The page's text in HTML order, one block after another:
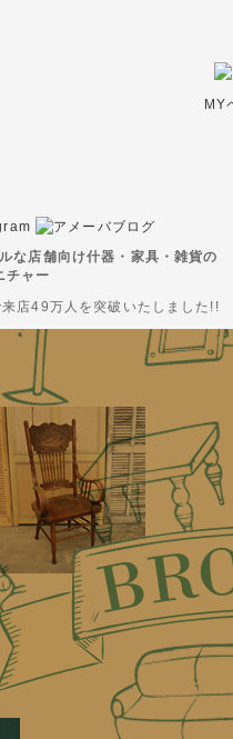
MY
な店舗向け什器・家具・雑貨の
チャー
店49万人を突破いたしました!!